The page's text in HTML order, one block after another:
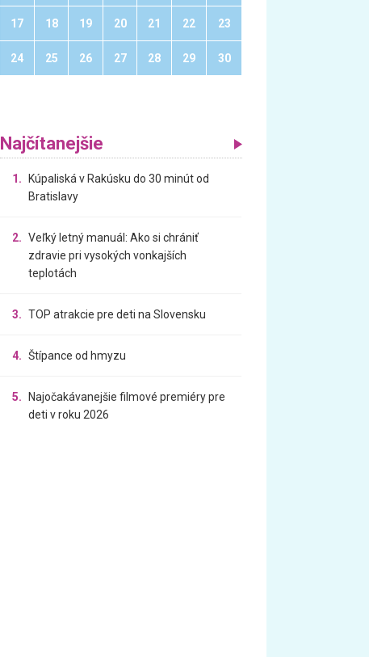
17 18 19 20 21 22 23
24 25 26 27 28 29 30
Najčítanejšie
1.
Kúpaliská v Rakúsku do 30 minút od
Bratislavy
2. Veľký letný manuál: Ako si chrániť
zdravie pri vysokých vonkajších
teplotách
3. TOP atrakcie pre deti na Slovensku
4. Štípance od hmyzu
5.
Najočakávanejšie filmové premiéry pre
deti v roku 2026